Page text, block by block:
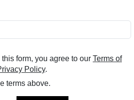
PCA
30ML
puntuar